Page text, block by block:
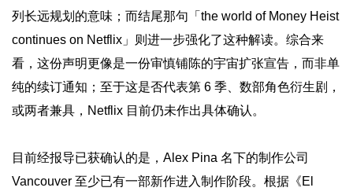
列长远规划的意味；而结尾那句「the world of Money Heist
continues on Netflix」则进一步强化了这种解读。综合来
看，这份声明更像是一份审慎铺陈的宇宙扩张宣告，而非单
纯的续订通知；至于这是否代表第 6 季、数部角色衍生剧，
或两者兼具，Netflix 目前仍未作出具体确认。
目前经报导已获确认的是，Alex Pina 名下的制作公司
Vancouver 至少已有一部新作进入制作阶段。根据《El